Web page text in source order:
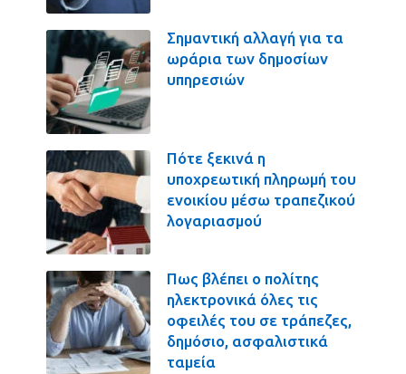
Σημαντική αλλαγή για τα
ωράρια των δημοσίων
υπηρεσιών
Πότε ξεκινά η
υποχρεωτική πληρωμή του
ενοικίου μέσω τραπεζικού
λογαριασμού
Πως βλέπει ο πολίτης
ηλεκτρονικά όλες τις
οφειλές του σε τράπεζες,
δημόσιο, ασφαλιστικά
ταμεία